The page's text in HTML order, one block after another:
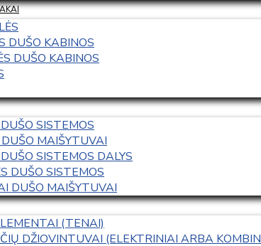
DUŠO KABINOS
DUŠO KABINOS
SISTEMOS
MAIŠYTUVAI
SISTEMOS DALYS
DUŠO SISTEMOS
DUŠO MAIŠYTUVAI
(TENAI)
DŽIOVINTUVAI (ELEKTRINIAI ARBA